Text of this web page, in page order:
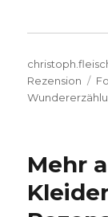
Autor
Rezension
Mehr